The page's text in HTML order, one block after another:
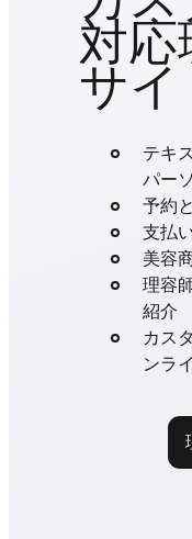
対
サ
テキ
パー
予約
支払
美容
理容
紹介
カス
ンラ